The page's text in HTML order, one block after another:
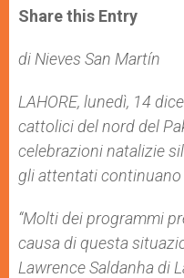
t
s
p
p
s
e
g
e
e
b
o
k
r
Share this Entry
di Nieves San Martín
LAHORE, lunedì, 14
cattolici del nord del
celebrazioni natalizie
gli attentati continuano
“Molti dei programmi
causa di questa
Lawrence Saldanha di